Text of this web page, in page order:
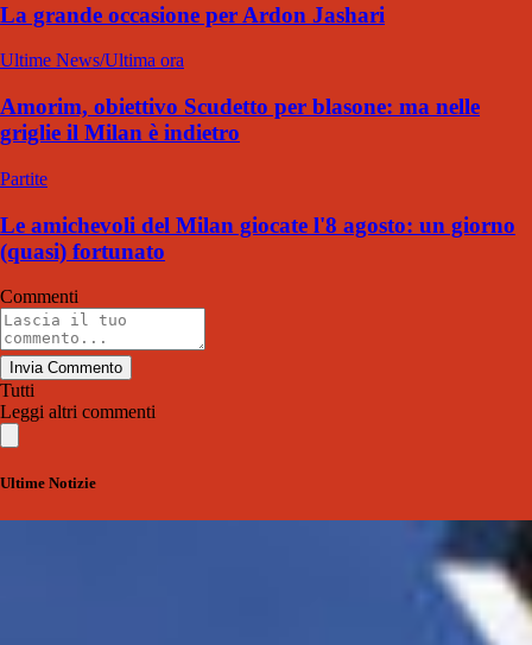
La grande occasione per Ardon Jashari
Ultime News/Ultima ora
Amorim, obiettivo Scudetto per blasone: ma nelle
griglie il Milan è indietro
Partite
Le amichevoli del Milan giocate l'8 agosto: un giorno
(quasi) fortunato
Commenti
Invia Commento
Tutti
Leggi altri commenti
Ultime Notizie